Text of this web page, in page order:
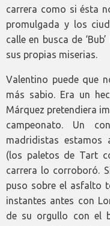
carrera como si ésta
promulgada y los
calle en busca de
sus propias miserias.
Valentino puede que
más sabio. Era un
Márquez pretendiera
campeonato. Un
madridistas estamos
(los paletos de Tart
carrera lo corroboró.
puso sobre el asfalto
instantes antes con
de su orgullo con el